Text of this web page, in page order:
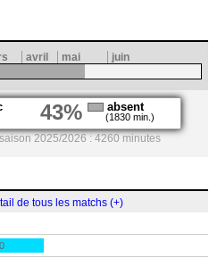
avril mai juin
43% absent
(1830 min.)
2025/2026 : 4260 minutes
de tous les matchs (+)